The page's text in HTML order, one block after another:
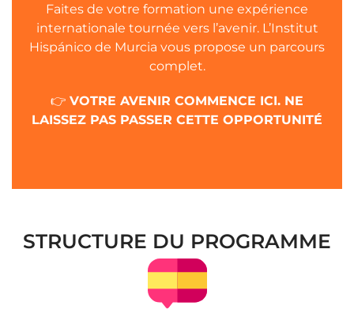
Faites de votre formation une expérience
internationale tournée vers l’avenir. L’Institut
Hispánico de Murcia vous propose un parcours
complet.
👉 VOTRE AVENIR COMMENCE ICI. NE
LAISSEZ PAS PASSER CETTE OPPORTUNITÉ
STRUCTURE DU PROGRAMME